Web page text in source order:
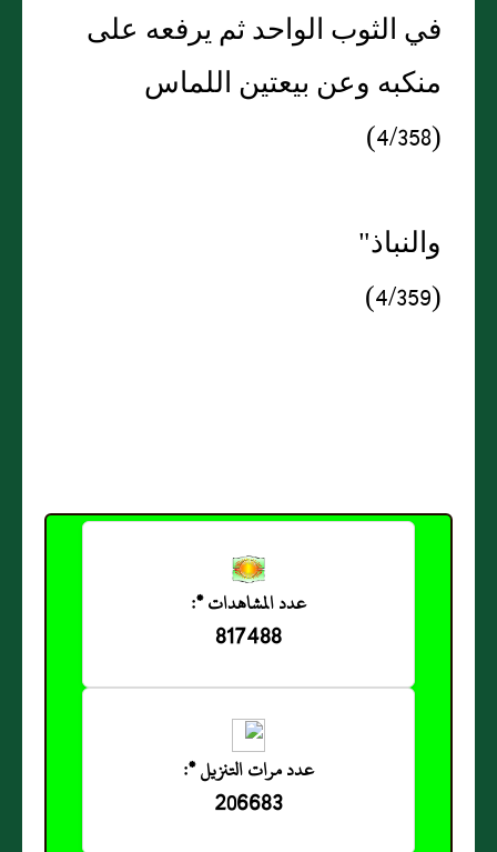
في الثوب الواحد ثم يرفعه على
منكبه وعن بيعتين اللماس
(4/358)
والنباذ"
(4/359)
عدد المشاهدات *:
817488
عدد مرات التنزيل *:
206683